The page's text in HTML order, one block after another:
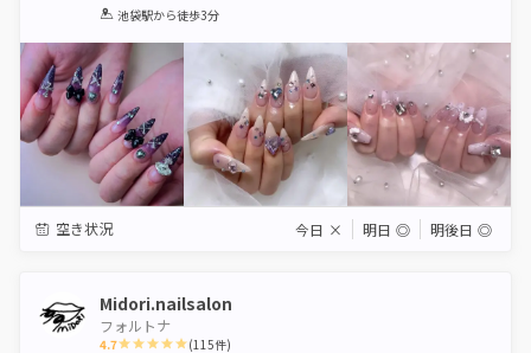
1 2 3 4 5
池袋駅から徒歩3分
空き状況 今日 × 明日 ◎ 明後日 ◎
Midori.nailsalon
フォルトナ
4.7 (115件)